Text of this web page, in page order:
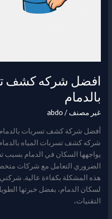
افضل شركه كشف
بالدمام
غير مصنف /
abdo
أفضل شركة كشف تسربات
شركه كشف تسربات المياه
يواجهها السكان في الدمام بسبب
الضروري التعامل مع شركات
هذه المشكلة بكفاءة عالية. شركتي
لسكان الدمام، بفضل خبرتها
التقنيات،